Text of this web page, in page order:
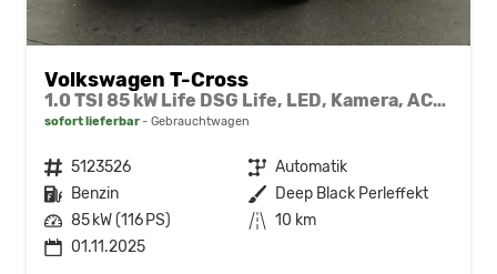
Volkswagen T-Cross
1.0 TSI 85 kW Life DSG Life, LED, Kamera, ACC, Side, Winter, 17-Zoll, 3-J. Garantie
sofort lieferbar Gebrauchtwagen
Fahrzeugnr. 5123526 Getriebe Automatik
Kraftstoff Benzin Außenfarbe Deep Black Perleffekt
Leistung 85 kW (116 PS) Kilometerstand 10 km
01.11.2025